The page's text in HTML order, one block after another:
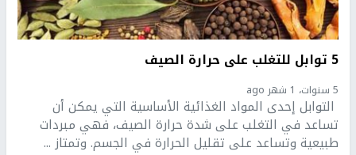
5 توابل للتغلب على حرارة الصيف
5 سنوات، 1 شهر ago
التوابل إحدى المواد الغذائية الأساسية التي يمكن أن
تساعد في التغلب على شدة حرارة الصيف، فهي مبردات
طبيعية وتساعد على تقليل الحرارة في الجسم. وتمتاز ...